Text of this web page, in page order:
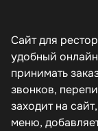
Сайт для
удобный
принимать
звонков,
заходит на
меню,